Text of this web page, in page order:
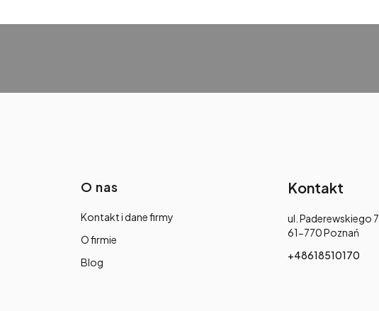
O nas
Kontakt i dane firmy
O firmie
Blog
Kontakt
Adres:
ul. Paderewskiego 7
61-770 Poznań
+48618510170